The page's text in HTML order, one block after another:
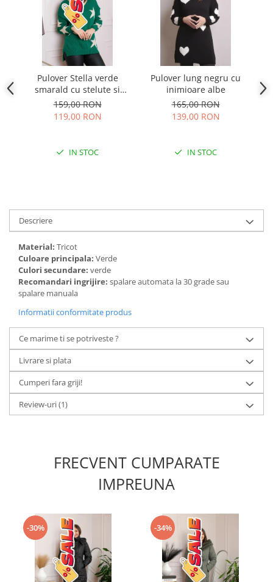
Pulover Stella verde
smarald cu stelute si
decolteu in V
159,00 RON
119,00 RON
IN STOC
Pulover lung negru cu
inimioare albe
165,00 RON
139,00 RON
IN STOC
Descriere
Material: Tricot
Culoare principala: Verde
Culori secundare: verde
Recomandari ingrijire: spalare automata la 30 grade sau
spalare manuala
Informatii conformitate produs
Ce marime ti se potriveste ?
Livrare si plata
Cumperi fara griji!
Review-uri(1)
FRECVENT CUMPARATE
IMPREUNA
-30% -34%